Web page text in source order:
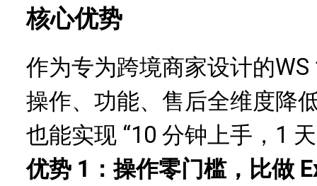
核心优势
作为专为跨境商家设计的WS
操作、功能、售后全维度降
也能实现 “10 分钟上手，1
优势 1：操作零门槛，比做